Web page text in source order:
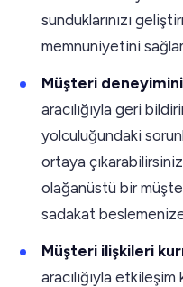
sunduklarınızı
memnuniyetini
Müşteri
aracılığıyla geri
yolculuğundaki
ortaya
olağanüstü bir
sadakat
Müşteri ilişkileri
aracılığıyla